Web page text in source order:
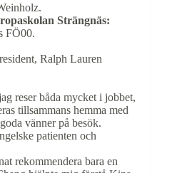
Strängnäs:
FÖ00.
Ralph Lauren
reser båda mycket i jobbet,
tillsammans hemma med
vänner på besök.
patienten och
rekommendera bara en